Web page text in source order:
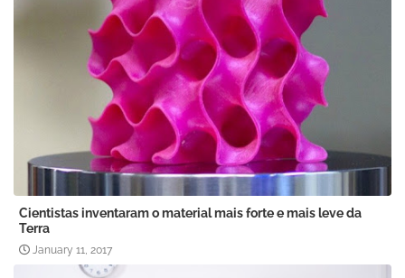
Cientistas inventaram o material mais forte e mais leve da
Terra
January 11, 2017